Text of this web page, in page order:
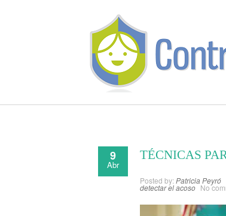
9
Abr
TÉCNICAS
Posted by: Patricia Peyró
detectar el acoso No